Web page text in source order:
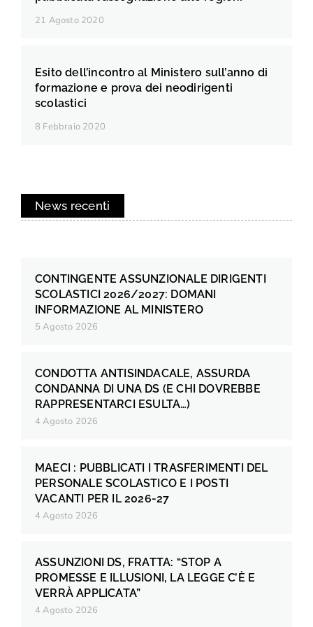
21 Agosto 2020
Esito dell’incontro al Ministero sull’anno di
formazione e prova dei neodirigenti
scolastici
8 Febbraio 2020
News recenti
CONTINGENTE ASSUNZIONALE DIRIGENTI
SCOLASTICI 2026/2027: DOMANI
INFORMAZIONE AL MINISTERO
5 Agosto 2026
CONDOTTA ANTISINDACALE, ASSURDA
CONDANNA DI UNA DS (E CHI DOVREBBE
RAPPRESENTARCI ESULTA…)
4 Agosto 2026
MAECI : PUBBLICATI I TRASFERIMENTI DEL
PERSONALE SCOLASTICO E I POSTI
VACANTI PER IL 2026-27
4 Agosto 2026
ASSUNZIONI DS, FRATTA: “STOP A
PROMESSE E ILLUSIONI, LA LEGGE C’È E
VERRÀ APPLICATA”
4 Agosto 2026